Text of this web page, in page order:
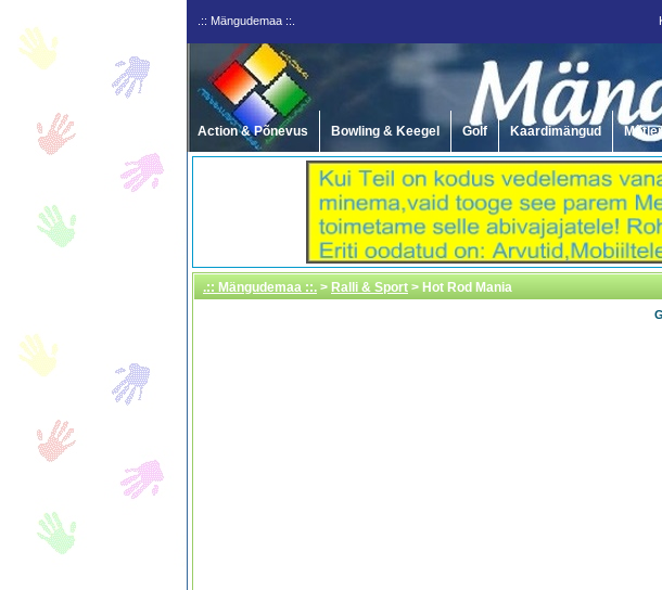
.:: Mängudemaa ::.
Action & Põnevus Bowling & Keegel Golf Kaardimängud
.:: Mängudemaa ::. > Ralli & Sport > Hot Rod Mania